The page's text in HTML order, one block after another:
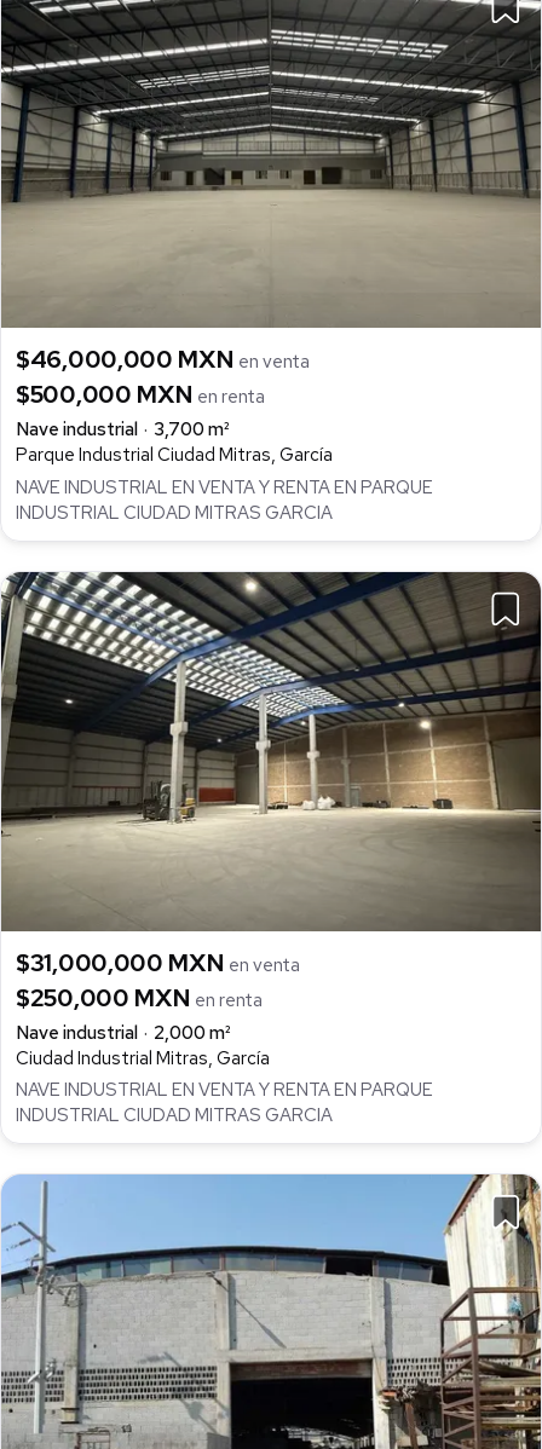
$46,000,000 MXN en venta
$500,000 MXN en renta
Nave industrial
3,700 m²
Parque Industrial Ciudad Mitras, García
NAVE INDUSTRIAL EN VENTA Y RENTA EN PARQUE
INDUSTRIAL CIUDAD MITRAS GARCIA
$31,000,000 MXN en venta
$250,000 MXN en renta
Nave industrial
2,000 m²
Ciudad Industrial Mitras, García
NAVE INDUSTRIAL EN VENTA Y RENTA EN PARQUE
INDUSTRIAL CIUDAD MITRAS GARCIA